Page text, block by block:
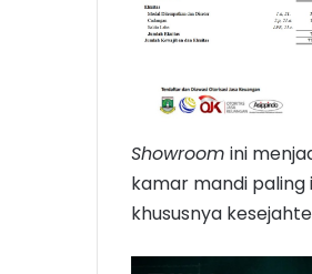
Showroom ini
kamar mandi paling
khususnya